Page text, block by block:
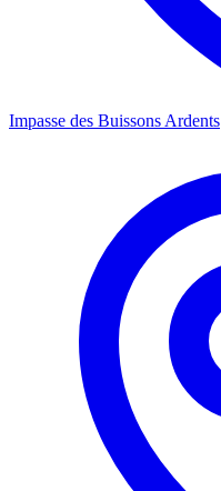
Impasse des Buissons Ardents